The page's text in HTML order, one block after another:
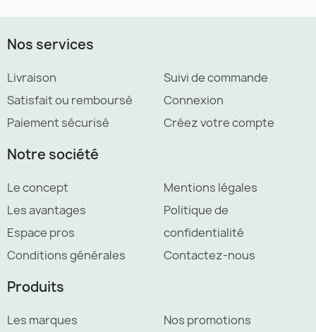
Nos services
Livraison
Satisfait ou remboursé
Paiement sécurisé
Suivi de commande
Connexion
Créez votre compte
Notre société
Le concept
Les avantages
Espace pros
Conditions générales
Mentions légales
Politique de
confidentialité
Contactez-nous
Produits
Les marques
Nos promotions